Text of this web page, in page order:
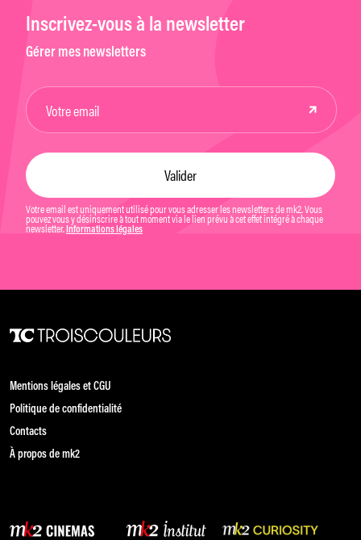
Inscrivez-vous à la newsletter
Gérer mes newsletters
Votre email est uniquement utilisé pour vous adresser les newsletters de mk2. Vous
pouvez vous y désinscrire à tout moment via le lien prévu à cet effet intégré à chaque
newsletter. Informations légales
Mentions légales et CGU
Politique de confidentialité
Contacts
À propos de mk2